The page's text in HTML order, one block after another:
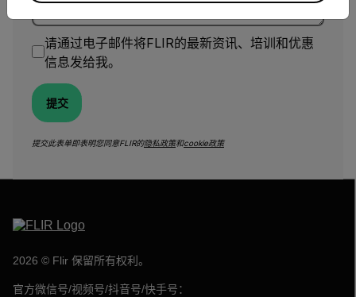
请通过电子邮件将FLIR的最新资讯、培训和优惠
信息发给我。
提交
提交此表单即表明您同意FLIR的隐私政策和cookie政策
2026 © Flir 保留所有权利。
官方微信号/视频号/抖音号/快手号：